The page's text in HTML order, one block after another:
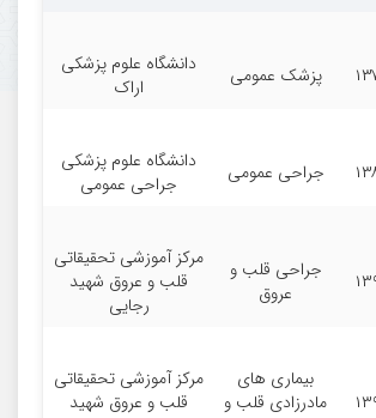
پزشک عمومی
دانشگاه علوم پزشکی
اراک
جراحی عمومی
دانشگاه علوم پزشکی
جراحی عمومی
جراحی قلب و
عروق
مرکز آموزشی تحقیقاتی
قلب و عروق شهید
رجایی
بیماری های
مادرزادی قلب و
مرکز آموزشی تحقیقاتی
قلب و عروق شهید